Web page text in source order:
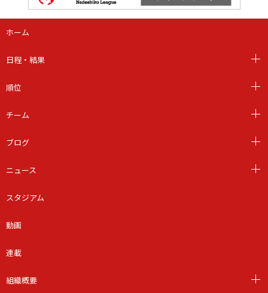
ホーム
日程・結果
順位
チーム
ブログ
ニュース
スタジアム
動画
連載
組織概要